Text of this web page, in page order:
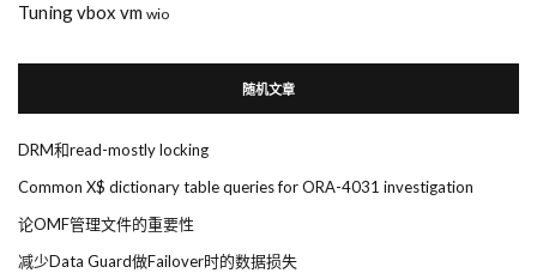
Tuningvbox vm wio
随机文章
DRM和read-mostly locking
Common X$ dictionary table queries for ORA-4031 investigation
论OMF管理文件的重要性
减少Data Guard做Failover时的数据损失